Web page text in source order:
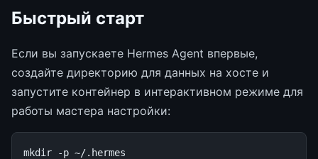
Быстрый старт
Если вы запускаете Hermes Agent впервые,
создайте директорию для данных на хосте и
запустите контейнер в интерактивном режиме для
работы мастера настройки:
mkdir -p ~/.hermes